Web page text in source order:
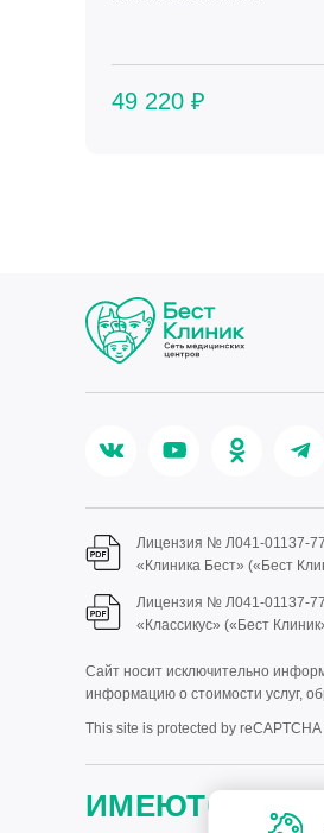
49 220 ₽
Лицензия № Л041-01137-
«Клиника Бест» («Бест
Лицензия № Л041-01137-
«Классикус» («Бест
Сайт носит исключительно
информацию о стоимости услуг,
This site is protected by
ИМЕЮТСЯ